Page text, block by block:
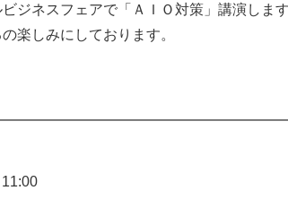
ジネスフェアで「ＡＩＯ対策」講演しま
楽しみにしております。
11:00